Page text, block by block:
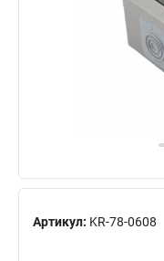
Артикул: KR-78-0608